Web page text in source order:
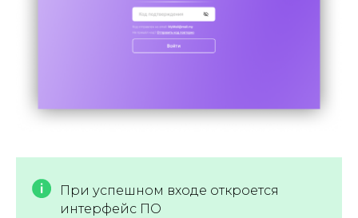
При успешном входе откроется
интерфейс ПО